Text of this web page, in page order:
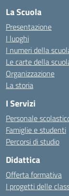
La Scuola
Presentazione
I luoghi
I numeri della
Le carte della
Organizzazione
La storia
I Servizi
Personale
Famiglie e studenti
Percorsi di studio
Didattica
Offerta formativa
I progetti delle